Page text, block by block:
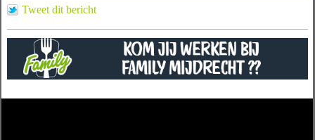
Tweet dit bericht